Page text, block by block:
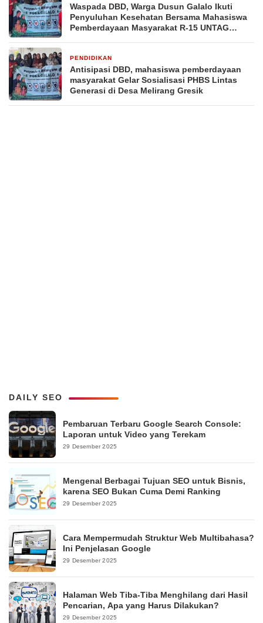
Waspada DBD, Warga Dusun Galalo Ikuti
Penyuluhan Kesehatan Bersama Mahasiswa
Pemberdayaan Masyarakat R-15 UNTAG
PENDIDIKAN
Antisipasi DBD, mahasiswa pemberdayaan
masyarakat Gelar Sosialisasi PHBS Lintas
Generasi di Desa Melirang Gresik
DAILY SEO
Pembaruan Terbaru Google Search Console:
Laporan untuk Video yang Terekam
29 Desember 2025
Mengenal Berbagai Tujuan SEO untuk Bisnis,
karena SEO Bukan Cuma Demi Ranking
29 Desember 2025
Cara Mempermudah Struktur Web Multibahasa?
Ini Penjelasan Google
29 Desember 2025
Halaman Web Tiba-Tiba Menghilang dari Hasil
Pencarian, Apa yang Harus Dilakukan?
29 Desember 2025